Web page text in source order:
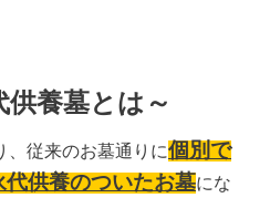
供養墓とは～
、従来のお墓通りに個別で
供養のついたお墓にな